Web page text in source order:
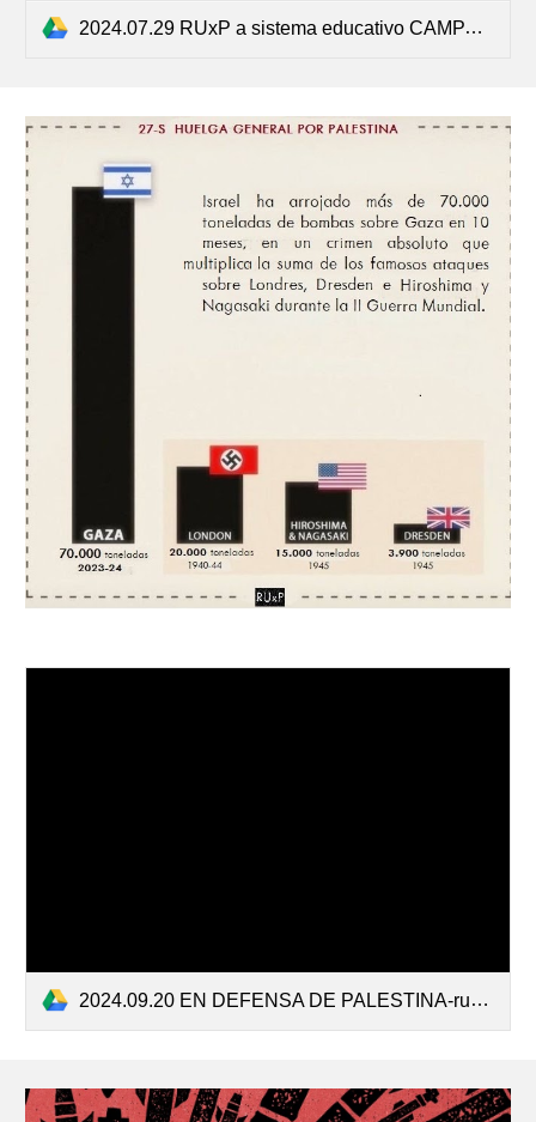
2024.07.29 RUxP a sistema educativo CAMPAÑA ADHESIONES.pdf
2024.09.20 EN DEFENSA DE PALESTINA-ruxp-FINAL.pdf